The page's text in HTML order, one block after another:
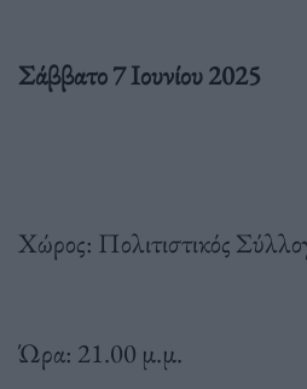
Σάββατο 7 Ιουνίου 2025
Χώρος: Πολιτιστικός
Ώρα: 21.00 μ.μ.